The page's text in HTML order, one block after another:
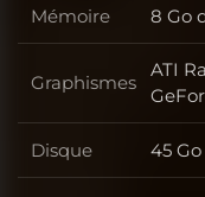
Mémoire 8 Go
Graphismes
ATI
Disque Disque
45 Go